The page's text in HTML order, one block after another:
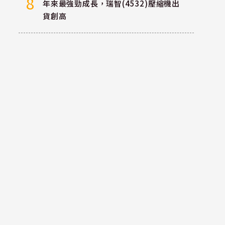
年來最強勁成長，瑞智(4532)壓縮機出
貨創高